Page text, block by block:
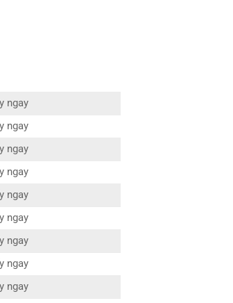
ngay
ngay
ngay
ngay
ngay
ngay
ngay
ngay
ngay